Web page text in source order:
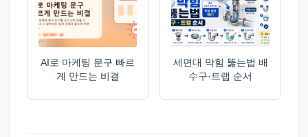
AI로 마케팅 문구 빠르
게 만드는 비결
세면대 막힘 뚫는법 배
수구·트랩 순서